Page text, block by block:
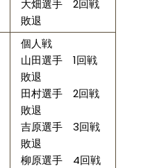
大畑選手 2回戦
敗退
個人戦
山田選手 1回戦
敗退
田村選手 2回戦
敗退
吉原選手 3回戦
敗退
柳原選手 4回戦